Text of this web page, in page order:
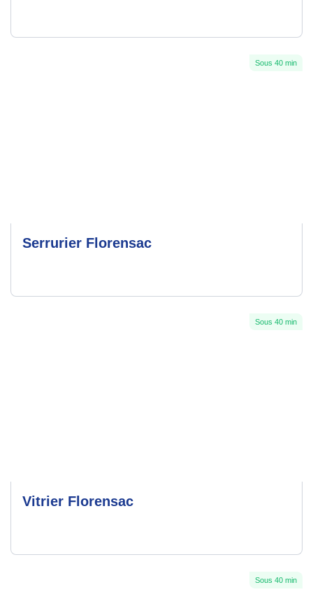
Sous 40 min
Serrurier Florensac
Sous 40 min
Vitrier Florensac
Sous 40 min